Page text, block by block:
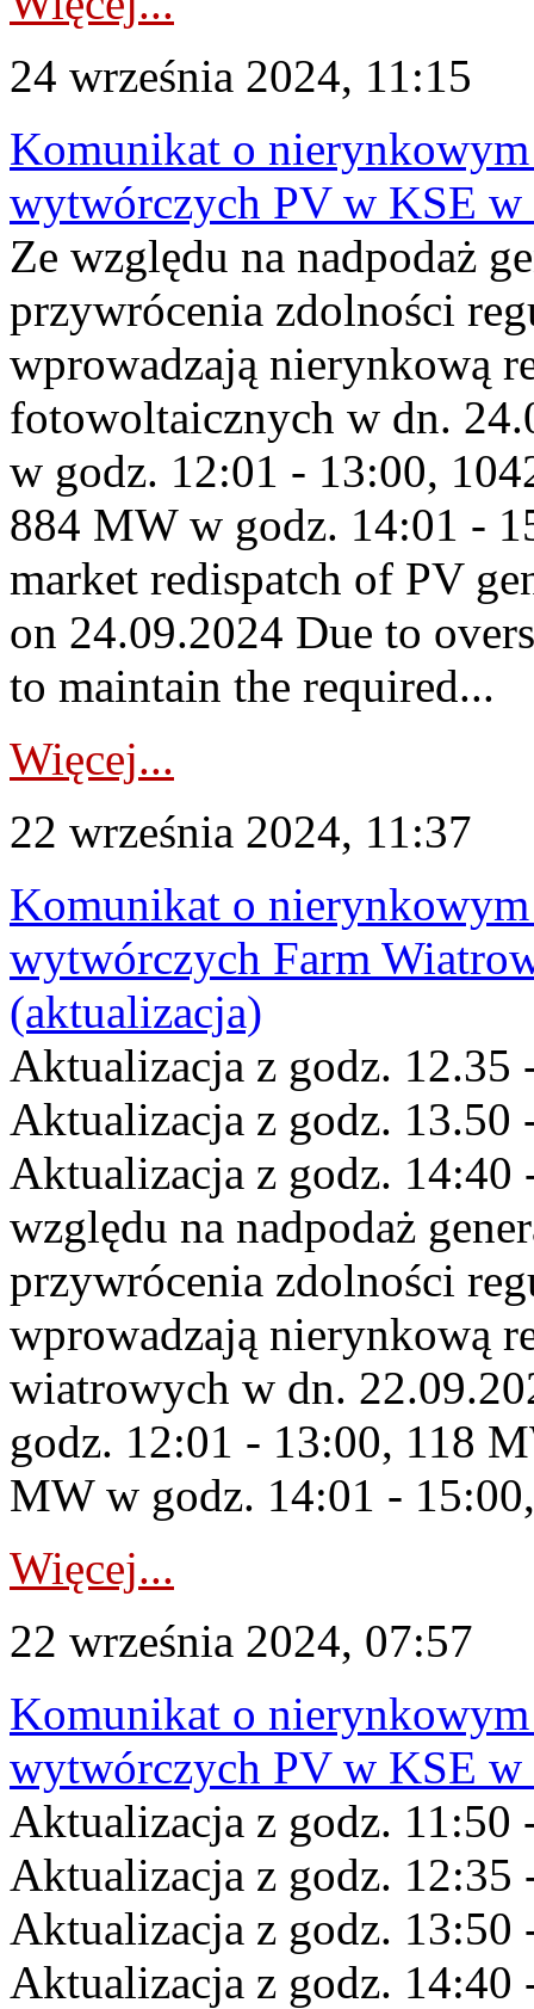
24 września 2024, 11:15
Komunikat o
wytwórczych PV w KSE w
Ze względu na nadpodaż
przywrócenia zdolności
wprowadzają nierynkową
fotowoltaicznych w dn.
w godz. 12:01 - 13:00,
884 MW w godz. 14:01 -
market redispatch of PV
on 24.09.2024 Due to
to maintain the required...
Więcej...
22 września 2024, 11:37
Komunikat o
wytwórczych Farm
(aktualizacja)
Aktualizacja z godz. 12.35
Aktualizacja z godz. 13.50
Aktualizacja z godz. 14:40
względu na nadpodaż
przywrócenia zdolności
wprowadzają nierynkową
wiatrowych w dn.
godz. 12:01 - 13:00, 118
MW w godz. 14:01 -
Więcej...
22 września 2024, 07:57
Komunikat o
wytwórczych PV w KSE
Aktualizacja z godz. 11:50
Aktualizacja z godz. 12:35
Aktualizacja z godz. 13:50
Aktualizacja z godz. 14:40